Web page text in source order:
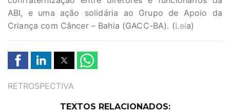
ABI, e uma ação solidária ao Grupo de Apoio da
Criança com Câncer – Bahia (GACC-BA). (Leia)
TAGS
RETROSPECTIVA
TEXTOS RELACIONADOS: